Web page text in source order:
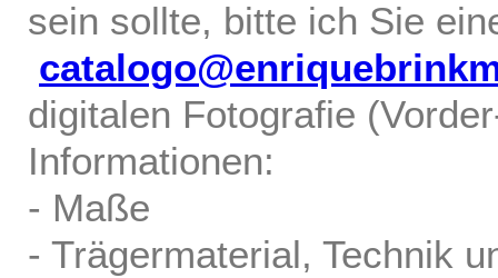
sein sollte, bitte ich Sie
digitalen Fotografie
Informationen:
- Maße
- Trägermaterial, Technik